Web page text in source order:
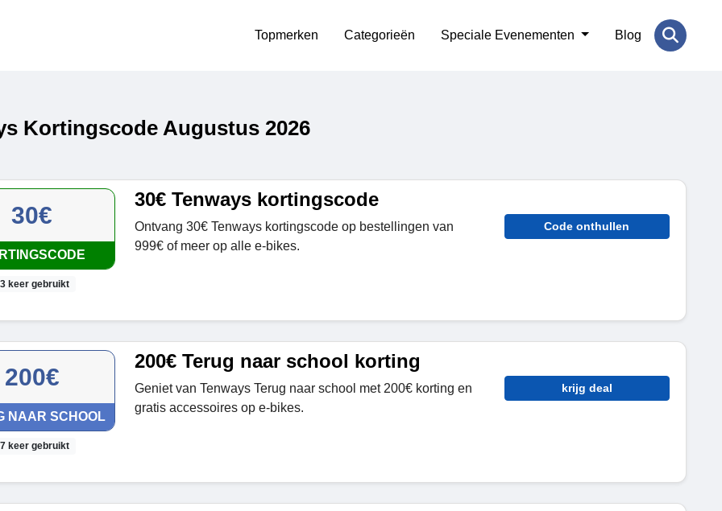
Topmerken Categorieën Speciale Evenementen Blog
Kortingscode Augustus 2026
30€
keer gebruikt
30€ Tenways kortingscode
Ontvang 30€ Tenways kortingscode op bestellingen van
999€ of meer op alle e-bikes.
Code onthullen
200€
NAAR SCHOOL
keer gebruikt
200€ Terug naar school korting
Geniet van Tenways Terug naar school met 200€ korting en
gratis accessoires op e-bikes.
krijg deal